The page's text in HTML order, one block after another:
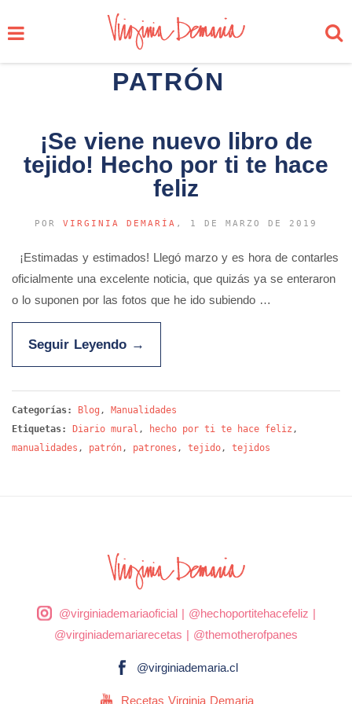
PATRÓN
¡Se viene nuevo libro de
tejido! Hecho por ti te hace
feliz
POR VIRGINIA DEMARÍA , 1 DE MARZO DE 2019
¡Estimadas y estimados! Llegó marzo y es hora de contarles
oficialmente una excelente noticia, que quizás ya se enteraron
o lo suponen por las fotos que he ido subiendo …
Seguir Leyendo →
Categorías: Blog , Manualidades
Etiquetas:
Diario mural , hecho por ti te hace feliz ,
manualidades , patrón, patrones , tejido, tejidos
@virginiademariaoficial| @hechoportitehacefeliz |
@virginiademariarecetas | @themotherofpanes
@virginiademaria.cl
Recetas Virginia Demaria